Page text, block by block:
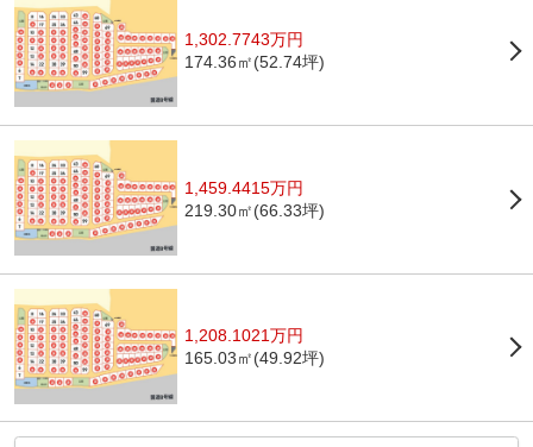
1,302.7743万円
174.36㎡(52.74坪)
1,459.4415万円
219.30㎡(66.33坪)
1,208.1021万円
165.03㎡(49.92坪)